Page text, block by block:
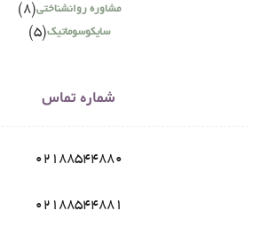
مشاوره روانشناختی(8)
سایکوسوماتیک(5)
شماره تماس
02188544880
02188544881